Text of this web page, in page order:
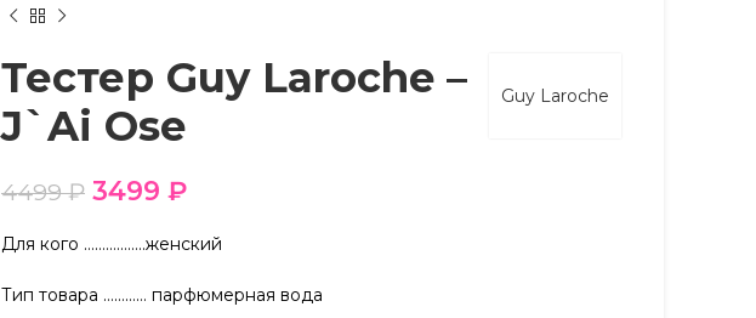
Guy Laroche
Тестер Guy Laroche –
J`Ai Ose
4499₽ 3499 ₽
Для кого ……………..женский
Тип товара ………… парфюмерная вода